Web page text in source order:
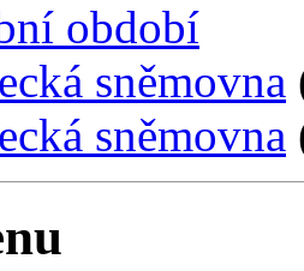
období
sněmovna
sněmovna